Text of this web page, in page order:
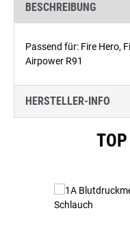
BESCHREIBUNG
Passend für: Fire Hero,
Airpower R91
HERSTELLER-INFO